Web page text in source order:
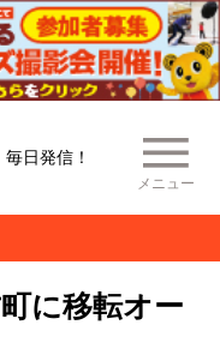
日発信！
メニュー
に移転オー